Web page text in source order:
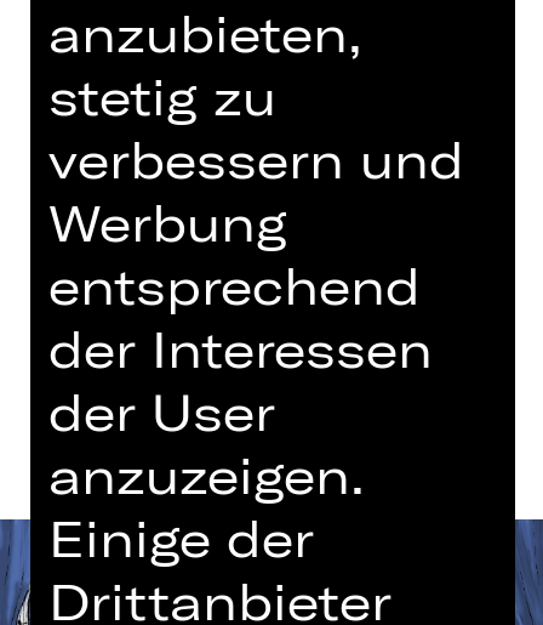
Bayreuth
Sonntag, 15.11.2026
12.00 - 13.00 Uhr
Konzert
Opernhaus
Tickets
Termine und Besetzung
anzubieten,
stetig zu
verbessern und
Werbung
entsprechend
der Interessen
der User
anzuzeigen.
Einige der
Drittanbieter